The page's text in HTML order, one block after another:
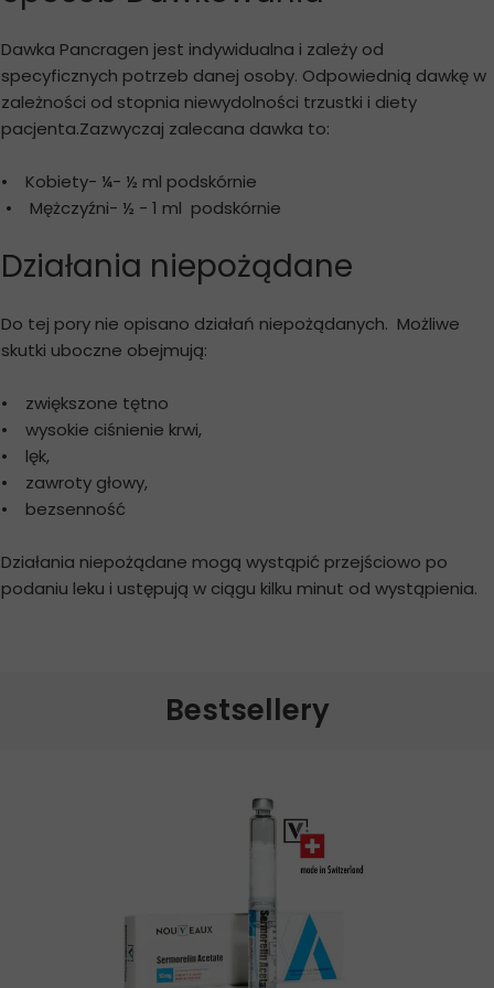
Dawka Pancragen jest indywidualna i zależy od
specyficznych potrzeb danej osoby. Odpowiednią dawkę w
zależności od stopnia niewydolności trzustki i diety
pacjenta.Zazwyczaj zalecana dawka to:
• Kobiety- ¼- ½ ml podskórnie
• Mężczyźni- ½ - 1 ml podskórnie
Działania niepożądane
Do tej pory nie opisano działań niepożądanych. Możliwe
skutki uboczne obejmują:
• zwiększone tętno
• wysokie ciśnienie krwi,
• lęk,
• zawroty głowy,
• bezsenność
Działania niepożądane mogą wystąpić przejściowo po
podaniu leku i ustępują w ciągu kilku minut od wystąpienia.
Bestsellery